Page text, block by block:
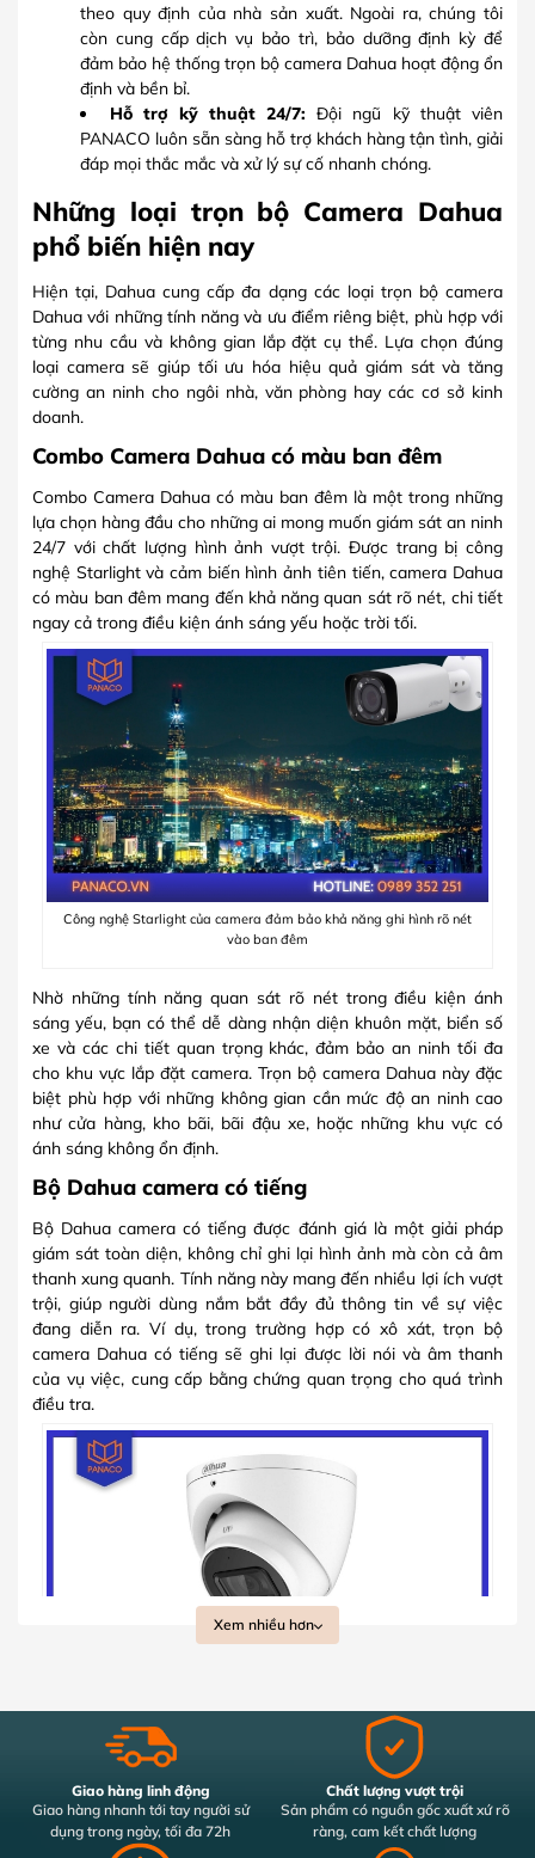
theo quy định của nhà sản xuất. Ngoài ra, chúng tôi
còn cung cấp dịch vụ bảo trì, bảo dưỡng định kỳ để
đảm bảo hệ thống trọn bộ camera Dahua hoạt động ổn
định và bền bỉ.
Hỗ trợ kỹ thuật 24/7: Đội ngũ kỹ thuật viên
PANACO luôn sẵn sàng hỗ trợ khách hàng tận tình, giải
đáp mọi thắc mắc và xử lý sự cố nhanh chóng.
Những loại trọn bộ Camera Dahua
phổ biến hiện nay
Hiện tại, Dahua cung cấp đa dạng các loại trọn bộ camera
Dahua với những tính năng và ưu điểm riêng biệt, phù hợp với
từng nhu cầu và không gian lắp đặt cụ thể. Lựa chọn đúng
loại camera sẽ giúp tối ưu hóa hiệu quả giám sát và tăng
cường an ninh cho ngôi nhà, văn phòng hay các cơ sở kinh
doanh.
Combo Camera Dahua có màu ban đêm
Combo Camera Dahua có màu ban đêm là một trong những
lựa chọn hàng đầu cho những ai mong muốn giám sát an ninh
24/7 với chất lượng hình ảnh vượt trội. Được trang bị công
nghệ Starlight và cảm biến hình ảnh tiên tiến, camera Dahua
có màu ban đêm mang đến khả năng quan sát rõ nét, chi tiết
ngay cả trong điều kiện ánh sáng yếu hoặc trời tối.
Công nghệ Starlight của camera đảm bảo khả năng ghi hình rõ nét
vào ban đêm
Nhờ những tính năng quan sát rõ nét trong điều kiện ánh
sáng yếu, bạn có thể dễ dàng nhận diện khuôn mặt, biển số
xe và các chi tiết quan trọng khác, đảm bảo an ninh tối đa
cho khu vực lắp đặt camera. Trọn bộ camera Dahua này đặc
biệt phù hợp với những không gian cần mức độ an ninh cao
như cửa hàng, kho bãi, bãi đậu xe, hoặc những khu vực có
ánh sáng không ổn định.
Bộ Dahua camera có tiếng
Bộ Dahua camera có tiếng được đánh giá là một giải pháp
giám sát toàn diện, không chỉ ghi lại hình ảnh mà còn cả âm
thanh xung quanh. Tính năng này mang đến nhiều lợi ích vượt
trội, giúp người dùng nắm bắt đầy đủ thông tin về sự việc
đang diễn ra. Ví dụ, trong trường hợp có xô xát, trọn bộ
camera Dahua có tiếng sẽ ghi lại được lời nói và âm thanh
của vụ việc, cung cấp bằng chứng quan trọng cho quá trình
điều tra.
Ngoài ra, camera có tiếng còn giúp bạn theo dõi và giám sát
nhân viên từ xa, đảm bảo chất lượng phục vụ khách hàng. Với
khả năng thu âm rõ nét, lắp đặt trọn bộ camera Dahua có
tiếng là lựa chọn lý tưởng cho các cửa hàng, nhà hàng, khách
Xem nhiều hơn
Giao hàng linh động
Giao hàng nhanh tới tay người sử
dụng trong ngày, tối đa 72h
Chất lượng vượt trội
Sản phẩm có nguồn gốc xuất xứ rõ
ràng, cam kết chất lượng